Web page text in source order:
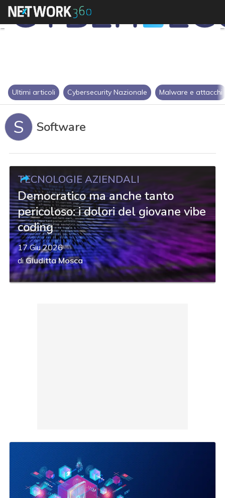
Ultimi articoli Cybersecurity Nazionale Malware e attacchi
S Software
TECNOLOGIE AZIENDALI
Democratico ma anche tanto
pericoloso: i dolori del giovane vibe
coding
17 Giu 2026
diGiuditta Mosca